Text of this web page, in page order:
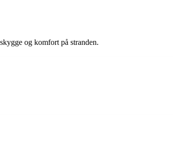
og komfort på stranden.